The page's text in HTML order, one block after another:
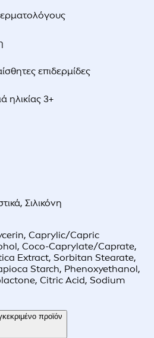
επιδερμίδες
ηλικίας 3+
, Σιλικόνη
Caprylic/Capric
Coco-Caprylate/Caprate,
Extract, Sorbitan Stearate,
Starch, Phenoxyethanol,
Citric Acid, Sodium
προϊόν